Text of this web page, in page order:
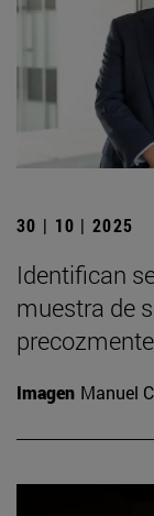
30 | 10 | 2025
Identifican
muestra de
Imagen Manuel